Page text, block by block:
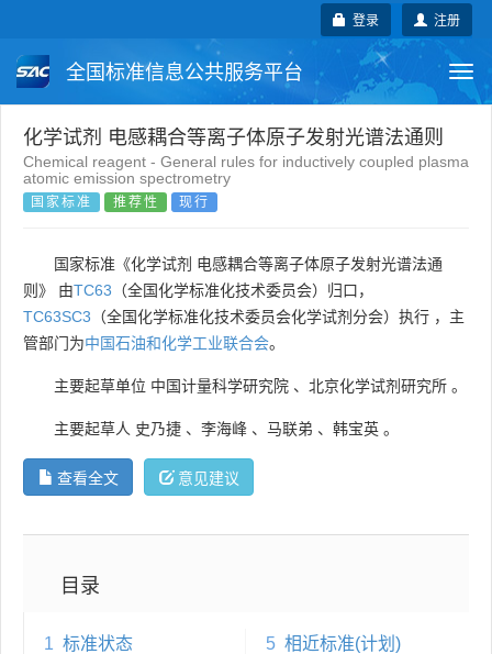
注册
登录
全国标准信息公共服务平台
国家标准 行业标准 地方标准
团体标准 企业标准
化学试剂 电感耦合等离子体原子发射光谱法通则
Chemical reagent - General rules for inductively coupled plasma
atomic emission spectrometry
国家标准 推荐性 现行
国家标准《化学试剂 电感耦合等离子体原子发射光谱法通
则》 由TC63 （全国化学标准化技术委员会）归口，
TC63SC3 （全国化学标准化技术委员会化学试剂分会）执行 ，主
管部门为中国石油和化学工业联合会。
主要起草单位 中国计量科学研究院 、 北京化学试剂研究所 。
主要起草人 史乃捷 、 李海峰 、 马联弟 、 韩宝英 。
查看全文 意见建议
目录
1 标准状态
5 相近标准(计划)